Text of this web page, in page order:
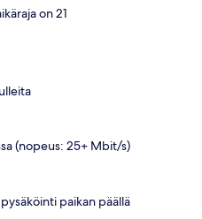
on 21
(nopeus: 25+ Mbit/s)
paikan päällä